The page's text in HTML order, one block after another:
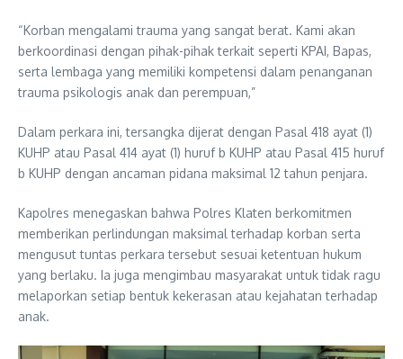
“Korban mengalami trauma yang sangat berat. Kami akan
berkoordinasi dengan pihak-pihak terkait seperti KPAI, Bapas,
serta lembaga yang memiliki kompetensi dalam penanganan
trauma psikologis anak dan perempuan,”
Dalam perkara ini, tersangka dijerat dengan Pasal 418 ayat (1)
KUHP atau Pasal 414 ayat (1) huruf b KUHP atau Pasal 415 huruf
b KUHP dengan ancaman pidana maksimal 12 tahun penjara.
Kapolres menegaskan bahwa Polres Klaten berkomitmen
memberikan perlindungan maksimal terhadap korban serta
mengusut tuntas perkara tersebut sesuai ketentuan hukum
yang berlaku. Ia juga mengimbau masyarakat untuk tidak ragu
melaporkan setiap bentuk kekerasan atau kejahatan terhadap
anak.